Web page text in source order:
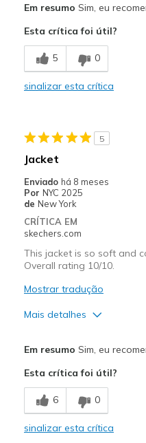
Comfortable
Melhores utilizações
Casual Wear
Sizing
Feels
View On Shoes
Em resumo Sim, eu
Esta crítica foi útil?
5 0
sinalizar esta crítica
5
Jacket
Enviado há 8 meses
Por NYC 2025
de New York
CRÍTICA EM
skechers.com
This jacket is so soft and
Overall rating 10/10.
Mostrar tradução
Mais detalhes
Breathe Well
Comfortable
Em resumo Sim, eu
Esta crítica foi útil?
6 0
sinalizar esta crítica